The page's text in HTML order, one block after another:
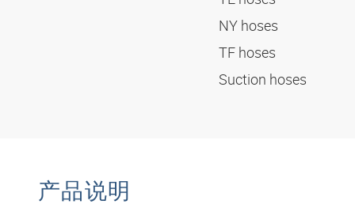
NY hoses
TF hoses
Suction hoses
产品说明